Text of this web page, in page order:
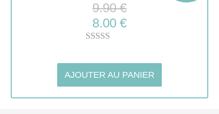
9.90€
8.00 €
sur 5
AJOUTER AU PANIER